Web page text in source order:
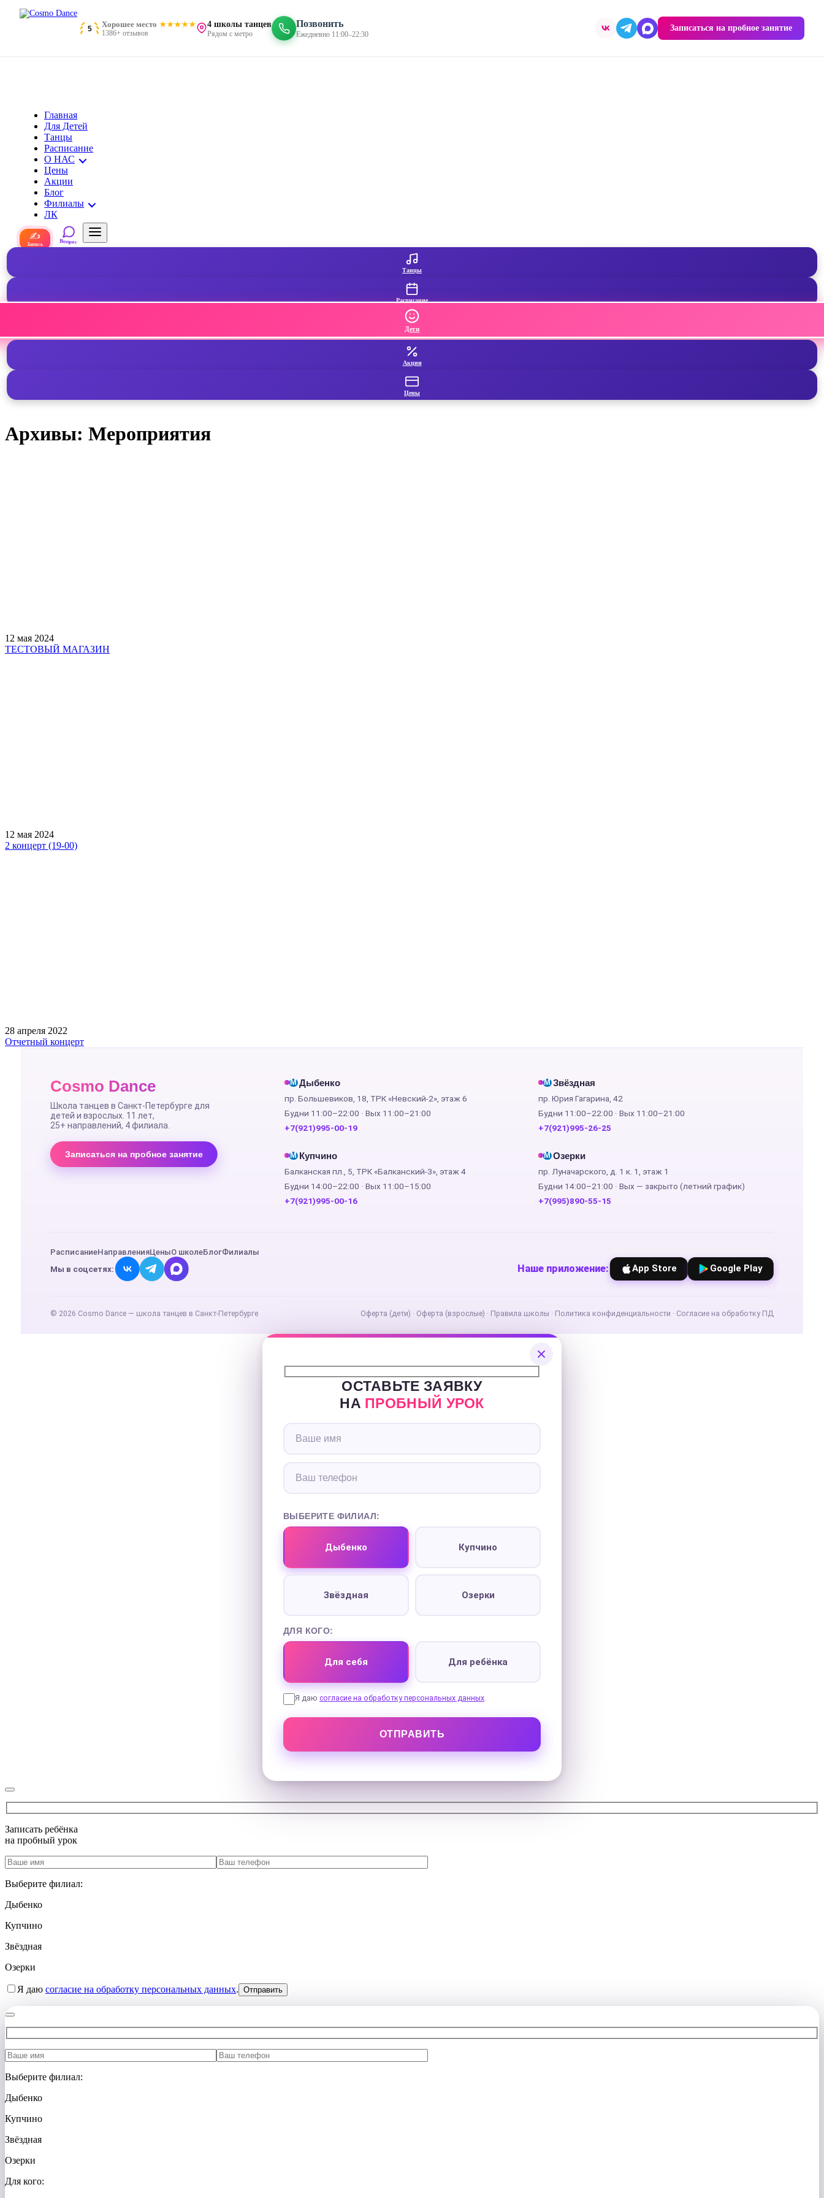
5
Хорошее место
1386+ отзывов
4 школы танцев
Рядом с метро
Позвонить
Ежедневно 11:00–22:30
Записаться на пробное занятие
Главная
Для Детей
Танцы
Расписание
О НАС
Цены
Акции
Блог
Филиалы
ЛК
✍
Запись Вопрос
Танцы
Расписание
Дети
Акции
Цены
Архивы: Мероприятия
12 мая 2024
ТЕСТОВЫЙ МАГАЗИН
12 мая 2024
2 концерт (19-00)
28 апреля 2022
Отчетный концерт
Cosmo Dance
Школа танцев в Санкт-Петербурге для
детей и взрослых. 11 лет,
25+ направлений, 4 филиала.
Записаться на пробное занятие
М Дыбенко
пр. Большевиков, 18, ТРК «Невский-2», этаж 6
Будни 11:00–22:00 · Вых 11:00–21:00
+7(921)995-00-19
М Звёздная
пр. Юрия Гагарина, 42
Будни 11:00–22:00 · Вых 11:00–21:00
+7(921)995-26-25
М Купчино
Балканская пл., 5, ТРК «Балканский-3», этаж 4
Будни 14:00–22:00 · Вых 11:00–15:00
+7(921)995-00-16
М Озерки
пр. Луначарского, д. 1 к. 1, этаж 1
Будни 14:00–21:00 · Вых — закрыто (летний график)
+7(995)890-55-15
РасписаниеНаправленияЦеныО школеБлогФилиалы
Мы в соцсетях: Наше приложение: App Store Google Play
© 2026 Cosmo Dance — школа танцев в Санкт-Петербурге Оферта (дети) · Оферта (взрослые) · Правила школы · Политика конфиденциальности · Согласие на обработку ПД
ОСТАВЬТЕ ЗАЯВКУ
НА ПРОБНЫЙ УРОК
ВЫБЕРИТЕ ФИЛИАЛ:
Дыбенко Купчино
Звёздная Озерки
ДЛЯ КОГО:
Для себя Для ребёнка
Я даю согласие на обработку персональных данных.
Записать ребёнка
на пробный урок
Выберите филиал:
Дыбенко
Купчино
Звёздная
Озерки
Я даю согласие на обработку персональных данных.
Выберите филиал:
Дыбенко
Купчино
Звёздная
Озерки
Для кого: